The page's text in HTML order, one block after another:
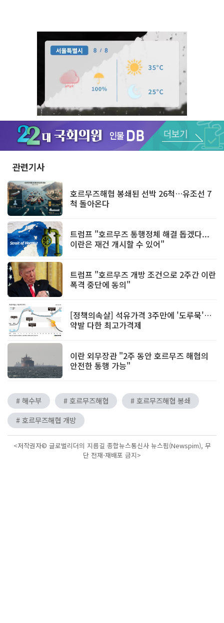
Unmute
관련기사
호르무즈해협 봉쇄된 선박 26척…유조선 7
척 돌아온다
트럼프 "호르무즈 통행정체 해결 돕겠다...
이란은 재건 개시할 수 있어"
트럼프 "호르무즈 개방 조건으로 2주간 이란
폭격 중단에 동의"
[정책의속살] 석유가격 3주만에 '도루묵'…
약발 다한 최고가격제
이란 외무장관 "2주 동안 호르무즈 해협의
안전한 통행 가능"
# 해수부 # 호르무즈해협
# 호르무즈해협 봉쇄
# 호르무즈해협 개방
<저작권자© 글로벌리더의 지름길 종합뉴스통신사 뉴스핌(Newspim), 무
단 전재-재배포 금지>